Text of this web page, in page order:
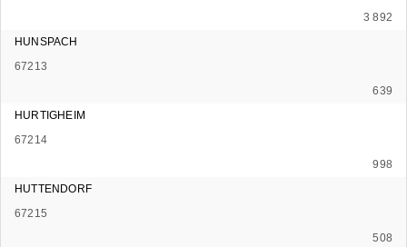
3 892
HUNSPACH
67213
639
HURTIGHEIM
67214
998
HUTTENDORF
67215
508